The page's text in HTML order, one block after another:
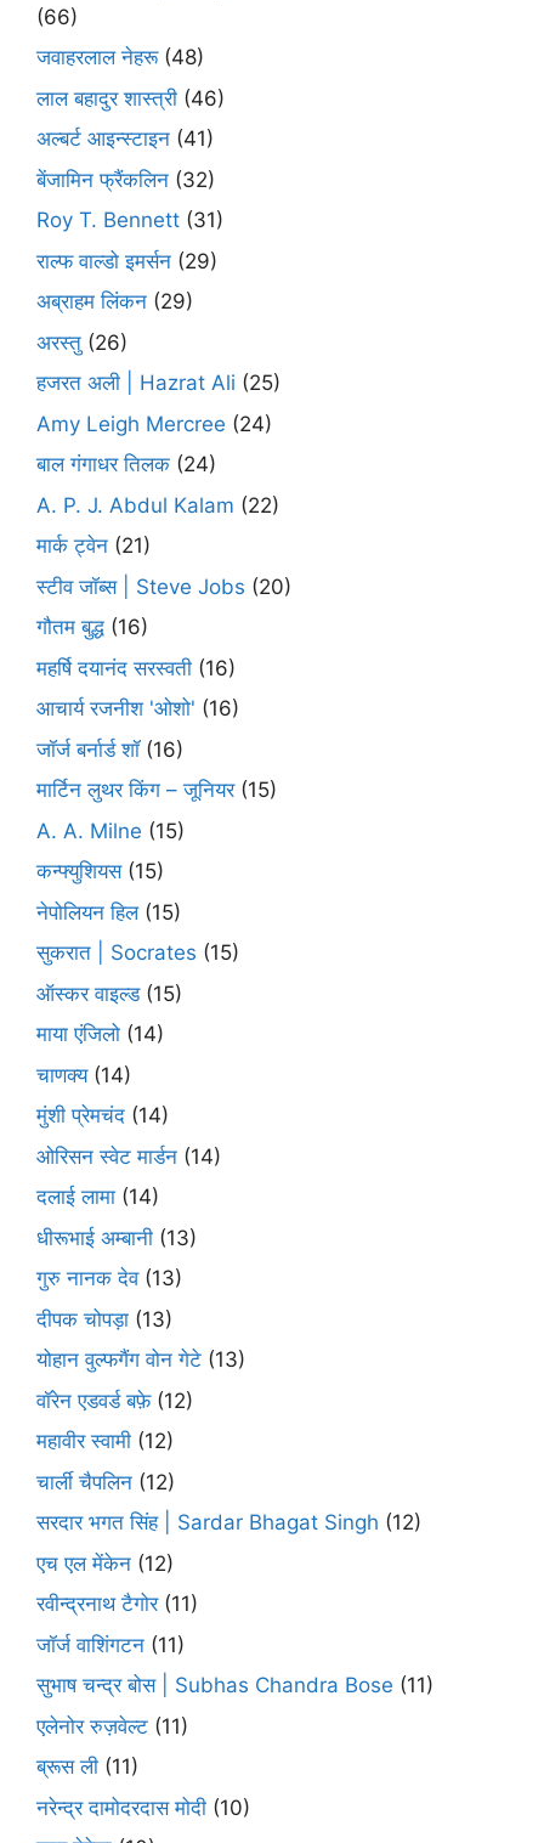
(66)
जवाहरलाल नेहरू(48)
लाल बहादुर शास्त्री (46)
अल्बर्ट आइन्स्टाइन (41)
बेंजामिन फ्रैंकलिन (32)
Roy T. Bennett (31)
राल्फ वाल्डो इमर्सन (29)
अब्राहम लिंकन (29)
अरस्तु (26)
हजरत अली | Hazrat Ali (25)
Amy Leigh Mercree (24)
बाल गंगाधर तिलक (24)
A. P. J. Abdul Kalam (22)
मार्क ट्वेन (21)
स्टीव जॉब्स | Steve Jobs (20)
गौतम बुद्ध (16)
महर्षि दयानंद सरस्वती (16)
आचार्य रजनीश 'ओशो' (16)
जॉर्ज बर्नार्ड शॉ(16)
मार्टिन लुथर किंग – जूनियर(15)
A. A. Milne (15)
कन्फ्युशियस(15)
नेपोलियन हिल(15)
सुकरात | Socrates (15)
ऑस्कर वाइल्ड(15)
माया एंजिलो (14)
चाणक्य(14)
मुंशी प्रेमचंद (14)
ओरिसन स्‍वेट मार्डन (14)
दलाई लामा (14)
धीरूभाई अम्बानी (13)
गुरु नानक देव(13)
दीपक चोपड़ा (13)
योहान वुल्फगैंग वोन गेटे (13)
वॉरेन एडवर्ड बफ़े(12)
महावीर स्वामी (12)
चार्ली चैपलिन (12)
सरदार भगत सिंह | Sardar Bhagat Singh (12)
एच एल मेंकेन (12)
रवीन्द्रनाथ टैगोर(11)
जॉर्ज वाशिंगटन (11)
सुभाष चन्द्र बोस | Subhas Chandra Bose (11)
एलेनोर रुज़वेल्ट (11)
ब्रूस ली (11)
नरेन्द्र दामोदरदास मोदी (10)